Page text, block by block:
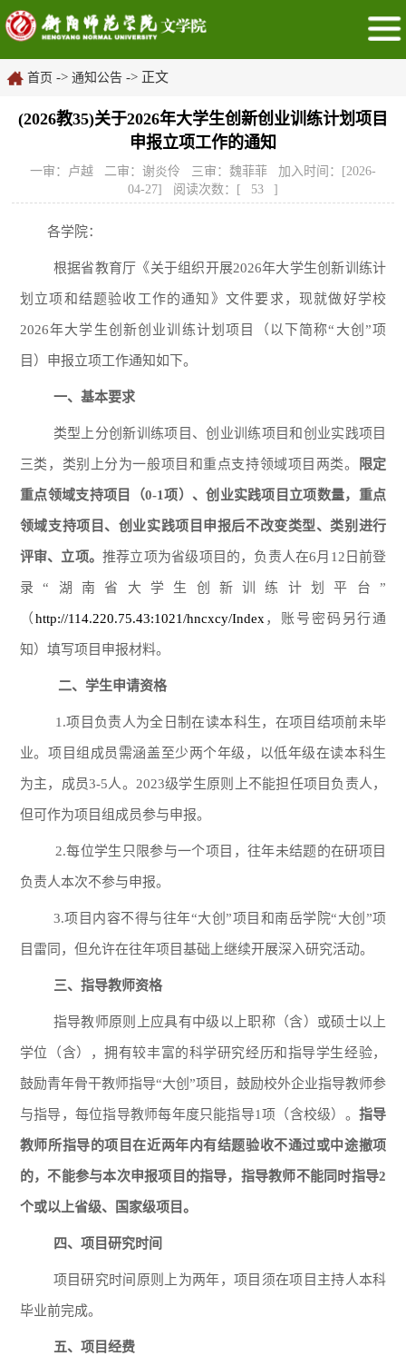
首页 -> 通知公告 -> 正文
(2026教35)关于2026年大学生创新创业训练计划项目
申报立项工作的通知
一审：卢越 二审：谢炎伶 三审：魏菲菲 加入时间：[2026-
04-27] 阅读次数：[
53 ]
各学院：
根据省教育厅《关于组织开展2026年大学生创新训练计
划立项和结题验收工作的通知》文件要求，现就做好学校
2026年大学生创新创业训练计划项目（以下简称“大创”项
目）申报立项工作通知如下。
一、基本要求
类型上分创新训练项目、创业训练项目和创业实践项目
三类，类别上分为一般项目和重点支持领域项目两类。 限定
重点领域支持项目（0-1项）、创业实践项目立项数量，重点
领域支持项目、创业实践项目申报后不改变类型、类别进行
评审、立项。推荐立项为省级项目的，负责人在6月12日前登
录“湖南省大学生创新训练计划平台”
（http://114.220.75.43:1021/hncxcy/Index，账号密码另行通
知）填写项目申报材料。
二、学生申请资格
1.项目负责人为全日制在读本科生，在项目结项前未毕
业。项目组成员需涵盖至少两个年级，以低年级在读本科生
为主，成员3-5人。2023级学生原则上不能担任项目负责人，
但可作为项目组成员参与申报。
2.每位学生只限参与一个项目，往年未结题的在研项目
负责人本次不参与申报。
3.项目内容不得与往年“大创”项目和南岳学院“大创”项
目雷同，但允许在往年项目基础上继续开展深入研究活动。
三、指导教师资格
指导教师原则上应具有中级以上职称（含）或硕士以上
学位（含），拥有较丰富的科学研究经历和指导学生经验，
鼓励青年骨干教师指导“大创”项目，鼓励校外企业指导教师参
与指导，每位指导教师每年度只能指导1项（含校级）。 指导
教师所指导的项目在近两年内有结题验收不通过或中途撤项
的，不能参与本次申报项目的指导，指导教师不能同时指导2
个或以上省级、国家级项目。
四、项目研究时间
项目研究时间原则上为两年，项目须在项目主持人本科
毕业前完成。
五、项目经费